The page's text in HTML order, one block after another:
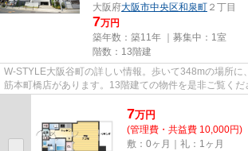
大阪府大阪市中央区和泉町 ２丁目
7万円
築年数：築11年 ｜募集中： 1室
階数：13階建
W-STYLE大阪谷町の詳しい情報。歩いて348mの場所に
筋本町橋店があります。13階建ての物件を是非ご覧く
7万円
(管理費・共益費 10,000円)
敷：0ヶ月｜礼：1ヶ月